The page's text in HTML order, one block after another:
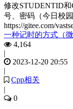
修改STUDENTID
号、密码（今日校
https://gitee.com/
一种记时的方式（微
4,164
|
2023-12-20 20:55
|
Cpp相关
|
0